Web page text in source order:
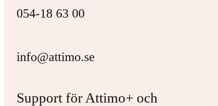
054-18 63 00
info@attimo.se
Support för Attimo+ och